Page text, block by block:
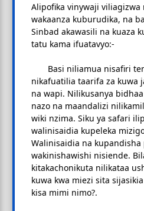
Alipofika vinywaji viliagizwa
wakaanza kuburudika, na
Sinbad akawasili na kuaza
tatu kama ifuatavyo:-
Basi niliamua nisafiri
nikafuatilia taarifa za kuwa
na wapi. Nilikusanya
nazo na maandalizi
wiki nzima. Siku ya safari
walinisaidia kupeleka
Walinisaidia na kupandisha
wakinishawishi nisiende.
kitakachonikuta nilikataa
kuwa kwa miezi sita
kisa mimi nimo?.